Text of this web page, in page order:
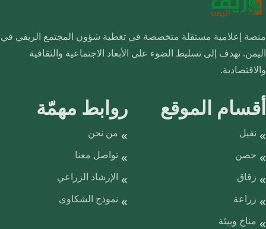
منصة إعلامية مستقلة متخصصة في تغطية شؤون المجتمع الريفي في
اليمن. تهدف إلى تسليط الضوء على الأبعاد الاجتماعية والثقافية
والاقتصادية.
أقسام الموقع
نقيل
حصن
زقاق
زراعة
مناخ وبيئة
روابط مهمّة
من نحن
تواصل معنا
الإرشاد الزراعي
نموذج الشكاوى